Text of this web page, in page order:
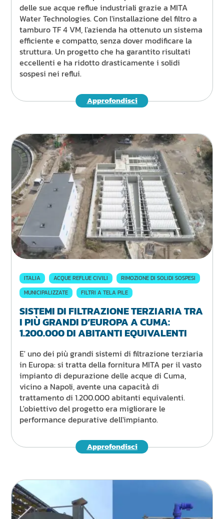
delle sue acque reflue industriali grazie a MITA
Water Technologies. Con l'installazione del filtro a
tamburo TF 4 VM, l'azienda ha ottenuto un sistema
efficiente e compatto, senza dover modificare la
struttura. Un progetto che ha garantito risultati
eccellenti e ha ridotto drasticamente i solidi
sospesi nei reflui.
Approfondisci
ITALIA ACQUE REFLUE CIVILI
RIMOZIONE DI SOLIDI SOSPESI
MUNICIPALIZZATE
FILTRI A TELA PILE
SISTEMI DI FILTRAZIONE TERZIARIA TRA
I PIÙ GRANDI D’EUROPA A CUMA:
1.200.000 DI ABITANTI EQUIVALENTI
E' uno dei più grandi sistemi di filtrazione terziaria
in Europa: si tratta della fornitura MITA per il vasto
impianto di depurazione delle acque di Cuma,
vicino a Napoli, avente una capacità di
trattamento di 1.200.000 abitanti equivalenti.
L'obiettivo del progetto era migliorare le
performance depurative dell'impianto.
Approfondisci